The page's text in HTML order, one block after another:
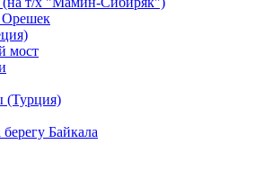
Орешек
мост
(Турция)
Байкала